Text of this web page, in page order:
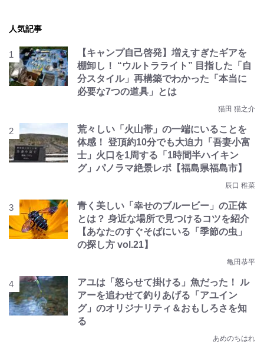
人気記事
【キャンプ自己啓発】増えすぎたギアを
棚卸し！ “ウルトラライト” 目指した「自
分スタイル」再構築でわかった「本当に
必要な7つの道具」とは
猫田 猫之介
荒々しい「火山帯」の一端にいることを
体感！ 登頂約10分でも大迫力「吾妻小富
士」火口を1周する「1時間半ハイキン
グ」パノラマ絶景レポ【福島県福島市】
辰口 稚菜
青く美しい「幸せのブルービー」の正体
とは？ 身近な場所で見つけるコツを紹介
【あなたのすぐそばにいる「季節の虫」
の探し方 vol.21】
亀田恭平
アユは「怒らせて掛ける」魚だった！ ル
アーを追わせて釣りあげる「アユイン
グ」のオリジナリティ＆おもしろさを知
る
あめのちはれ